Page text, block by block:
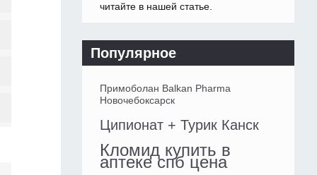
читайте в нашей статье.
Популярное
Примоболан Balkan Pharma
Новочебоксарск
Ципионат + Турик Канск
Кломид купить в
аптеке спб цена